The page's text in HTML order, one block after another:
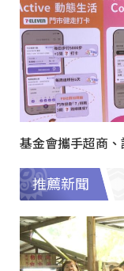
基金會攜手超商
推薦新聞